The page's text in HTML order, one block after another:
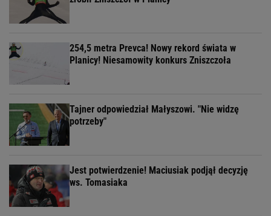
254,5 metra Prevca! Nowy rekord świata w
Planicy! Niesamowity konkurs Zniszczoła
Tajner odpowiedział Małyszowi. "Nie widzę
potrzeby"
Jest potwierdzenie! Maciusiak podjął decyzję
ws. Tomasiaka